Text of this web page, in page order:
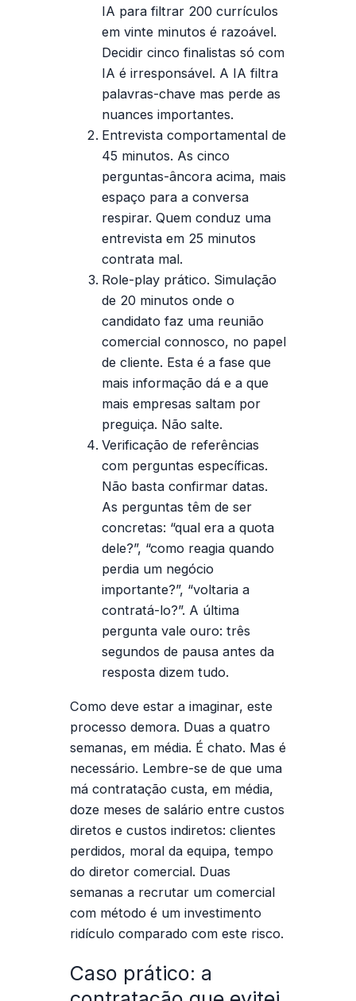
IA para filtrar 200 currículos
em vinte minutos é razoável.
Decidir cinco finalistas só com
IA é irresponsável. A IA filtra
palavras-chave mas perde as
nuances importantes.
Entrevista comportamental de
45 minutos. As cinco
perguntas-âncora acima, mais
espaço para a conversa
respirar. Quem conduz uma
entrevista em 25 minutos
contrata mal.
Role-play prático. Simulação
de 20 minutos onde o
candidato faz uma reunião
comercial connosco, no papel
de cliente. Esta é a fase que
mais informação dá e a que
mais empresas saltam por
preguiça. Não salte.
Verificação de referências
com perguntas específicas.
Não basta confirmar datas.
As perguntas têm de ser
concretas: “qual era a quota
dele?”, “como reagia quando
perdia um negócio
importante?”, “voltaria a
contratá-lo?”. A última
pergunta vale ouro: três
segundos de pausa antes da
resposta dizem tudo.
Como deve estar a imaginar, este
processo demora. Duas a quatro
semanas, em média. É chato. Mas é
necessário. Lembre-se de que uma
má contratação custa, em média,
doze meses de salário entre custos
diretos e custos indiretos: clientes
perdidos, moral da equipa, tempo
do diretor comercial. Duas
semanas a recrutar um comercial
com método é um investimento
ridículo comparado com este risco.
Caso prático: a